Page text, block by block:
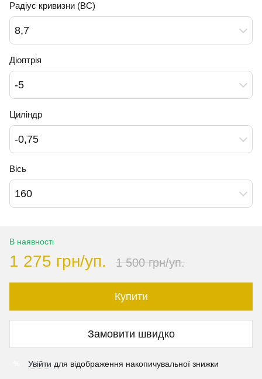
Радіус кривизни (BC)
8,7
Діоптрія
-5
Циліндр
-0,75
Вісь
160
В наявності
1 275 грн/уп. 1 500 грн/уп.
Купити
Замовити швидко
Увійти для відображення накопичувальної знижки